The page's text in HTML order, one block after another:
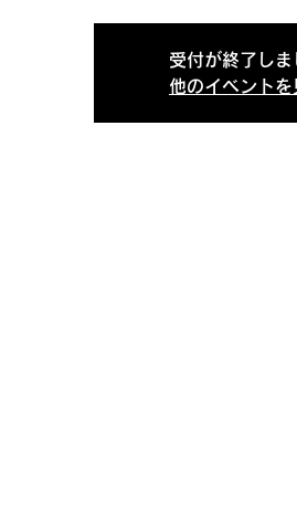
受付が終了しま
他のイベントを